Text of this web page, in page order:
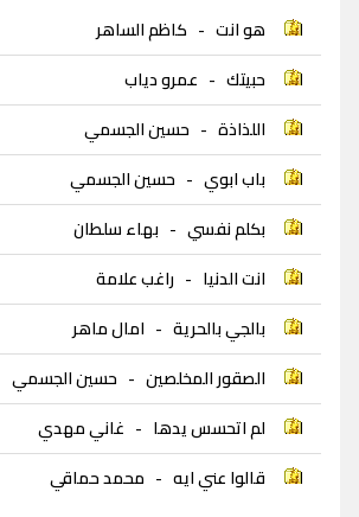
هو انت - كاظم الساهر
حبيتك - عمرو دياب
اللذاذة - حسين الجسمي
باب ابوي - حسين الجسمي
بكلم نفسي - بهاء سلطان
انت الدنيا - راغب علامة
بالجي بالحرية - امال ماهر
الصقور المخلصين - حسين الجسمي
لم اتحسس يدها - غاني مهدي
قالوا عني ايه - محمد حماقي